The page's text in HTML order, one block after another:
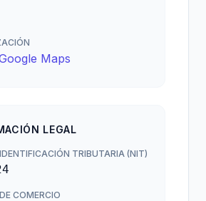
Maps
LEGAL
TRIBUTARIA (NIT)
COMERCIO